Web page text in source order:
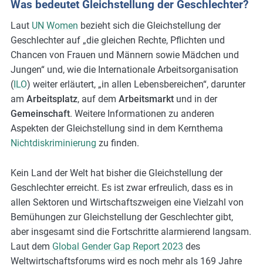
o
r
e
Was bedeutet Gleichstellung der Geschlechter?
Laut UN Women bezieht sich die Gleichstellung der
Geschlechter auf „die gleichen Rechte, Pflichten und
Chancen von Frauen und Männern sowie Mädchen und
Jungen“ und, wie die Internationale Arbeitsorganisation
(ILO) weiter erläutert, „in allen Lebensbereichen“, darunter
am Arbeitsplatz, auf dem Arbeitsmarkt und in der
Gemeinschaft. Weitere Informationen zu anderen
Aspekten der Gleichstellung sind in dem Kernthema
Nichtdiskriminierung zu finden.
Kein Land der Welt hat bisher die Gleichstellung der
Geschlechter erreicht. Es ist zwar erfreulich, dass es in
allen Sektoren und Wirtschaftszweigen eine Vielzahl von
Bemühungen zur Gleichstellung der Geschlechter gibt,
aber insgesamt sind die Fortschritte alarmierend langsam.
Laut dem Global Gender Gap Report 2023 des
Weltwirtschaftsforums wird es noch mehr als 169 Jahre